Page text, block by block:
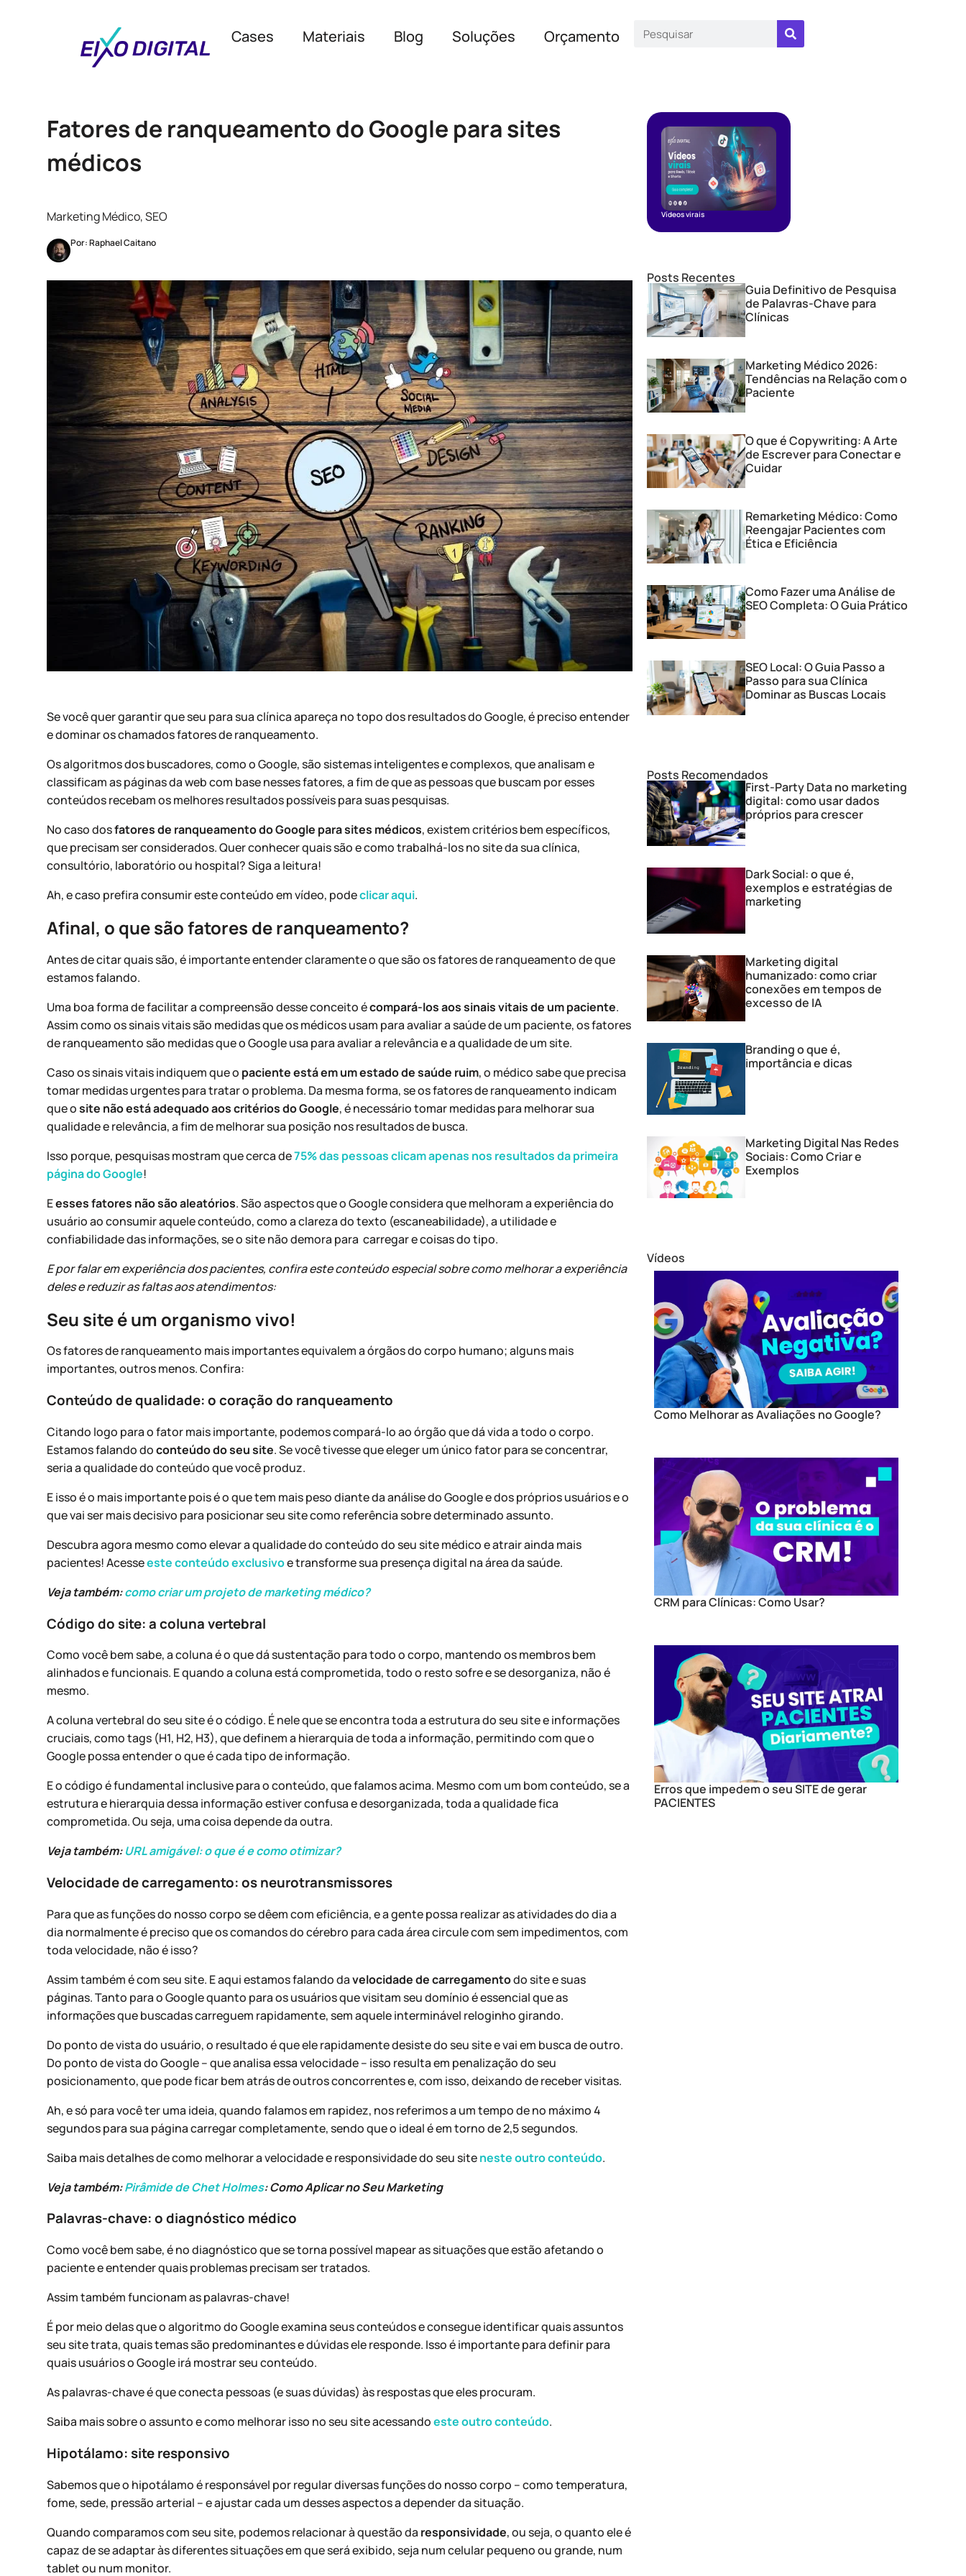
Cases Materiais Blog Soluções Orçamento
Fatores de ranqueamento do Google para sites
médicos
Marketing Médico,SEO
Por: Raphael Caitano
Se você quer garantir que seu para sua clínica apareça no topo dos resultados do Google, é preciso entender
e dominar os chamados fatores de ranqueamento.
Os algoritmos dos buscadores, como o Google, são sistemas inteligentes e complexos, que analisam e
classificam as páginas da web com base nesses fatores, a fim de que as pessoas que buscam por esses
conteúdos recebam os melhores resultados possíveis para suas pesquisas.
No caso dosfatores de ranqueamento do Google para sites médicos, existem critérios bem específicos,
que precisam ser considerados. Quer conhecer quais são e como trabalhá-los no site da sua clínica,
consultório, laboratório ou hospital? Siga a leitura!
Ah, e caso prefira consumir este conteúdo em vídeo, podeclicar aqui.
Afinal, o que são fatores de ranqueamento?
Antes de citar quais são, é importante entender claramente o que são os fatores de ranqueamento de que
estamos falando.
Uma boa forma de facilitar a compreensão desse conceito écompará-los aos sinais vitais de um paciente.
Assim como os sinais vitais são medidas que os médicos usam para avaliar a saúde de um paciente, os fatores
de ranqueamento são medidas que o Google usa para avaliar a relevância e a qualidade de um site.
Caso os sinais vitais indiquem que o paciente está em um estado de saúde ruim, o médico sabe que precisa
tomar medidas urgentes para tratar o problema. Da mesma forma, se os fatores de ranqueamento indicam
que osite não está adequado aos critérios do Google, é necessário tomar medidas para melhorar sua
qualidade e relevância, a fim de melhorar sua posição nos resultados de busca.
Isso porque, pesquisas mostram que cerca de75% das pessoas clicam apenas nos resultados da primeira
página do Google!
Eesses fatores não são aleatórios. São aspectos que o Google considera que melhoram a experiência do
usuário ao consumir aquele conteúdo, como a clareza do texto (escaneabilidade), a utilidade e
confiabilidade das informações, se o site não demora para carregar e coisas do tipo.
E por falar em experiência dos pacientes, confira este conteúdo especial sobre como melhorar a experiência
deles e reduzir as faltas aos atendimentos:
Seu site é um organismo vivo!
Os fatores de ranqueamento mais importantes equivalem a órgãos do corpo humano; alguns mais
importantes, outros menos. Confira:
Conteúdo de qualidade: o coração do ranqueamento
Citando logo para o fator mais importante, podemos compará-lo ao órgão que dá vida a todo o corpo.
Estamos falando doconteúdo do seu site. Se você tivesse que eleger um único fator para se concentrar,
seria a qualidade do conteúdo que você produz.
E isso é o mais importante pois é o que tem mais peso diante da análise do Google e dos próprios usuários e o
que vai ser mais decisivo para posicionar seu site como referência sobre determinado assunto.
Descubra agora mesmo como elevar a qualidade do conteúdo do seu site médico e atrair ainda mais
pacientes! Acesseeste conteúdo exclusivoe transforme sua presença digital na área da saúde.
Veja também:como criar um projeto de marketing médico?
Código do site: a coluna vertebral
Como você bem sabe, a coluna é o que dá sustentação para todo o corpo, mantendo os membros bem
alinhados e funcionais. E quando a coluna está comprometida, todo o resto sofre e se desorganiza, não é
mesmo.
A coluna vertebral do seu site é o código. É nele que se encontra toda a estrutura do seu site e informações
cruciais, como tags (H1, H2, H3), que definem a hierarquia de toda a informação, permitindo com que o
Google possa entender o que é cada tipo de informação.
E o código é fundamental inclusive para o conteúdo, que falamos acima. Mesmo com um bom conteúdo, se a
estrutura e hierarquia dessa informação estiver confusa e desorganizada, toda a qualidade fica
comprometida. Ou seja, uma coisa depende da outra.
Veja também:URL amigável: o que é e como otimizar?
Velocidade de carregamento: os neurotransmissores
Para que as funções do nosso corpo se dêem com eficiência, e a gente possa realizar as atividades do dia a
dia normalmente é preciso que os comandos do cérebro para cada área circule com sem impedimentos, com
toda velocidade, não é isso?
Assim também é com seu site. E aqui estamos falando davelocidade de carregamentodo site e suas
páginas. Tanto para o Google quanto para os usuários que visitam seu domínio é essencial que as
informações que buscadas carreguem rapidamente, sem aquele interminável reloginho girando.
Do ponto de vista do usuário, o resultado é que ele rapidamente desiste do seu site e vai em busca de outro.
Do ponto de vista do Google – que analisa essa velocidade – isso resulta em penalização do seu
posicionamento, que pode ficar bem atrás de outros concorrentes e, com isso, deixando de receber visitas.
Ah, e só para você ter uma ideia, quando falamos em rapidez, nos referimos a um tempo de no máximo 4
segundos para sua página carregar completamente, sendo que o ideal é em torno de 2,5 segundos.
Saiba mais detalhes de como melhorar a velocidade e responsividade do seu siteneste outro conteúdo.
Veja também:Pirâmide de Chet Holmes: Como Aplicar no Seu Marketing
Palavras-chave: o diagnóstico médico
Como você bem sabe, é no diagnóstico que se torna possível mapear as situações que estão afetando o
paciente e entender quais problemas precisam ser tratados.
Assim também funcionam as palavras-chave!
É por meio delas que o algoritmo do Google examina seus conteúdos e consegue identificar quais assuntos
seu site trata, quais temas são predominantes e dúvidas ele responde. Isso é importante para definir para
quais usuários o Google irá mostrar seu conteúdo.
As palavras-chave é que conecta pessoas (e suas dúvidas) às respostas que eles procuram.
Saiba mais sobre o assunto e como melhorar isso no seu site acessandoeste outro conteúdo.
Hipotálamo: site responsivo
Sabemos que o hipotálamo é responsável por regular diversas funções do nosso corpo – como temperatura,
fome, sede, pressão arterial – e ajustar cada um desses aspectos a depender da situação.
Quando comparamos com seu site, podemos relacionar à questão da responsividade, ou seja, o quanto ele é
capaz de se adaptar às diferentes situações em que será exibido, seja num celular pequeno ou grande, num
tablet ou num monitor.
Vídeos virais
Posts Recentes
Guia Definitivo de Pesquisa
de Palavras-Chave para
Clínicas
Marketing Médico 2026:
Tendências na Relação com o
Paciente
O que é Copywriting: A Arte
de Escrever para Conectar e
Cuidar
Remarketing Médico: Como
Reengajar Pacientes com
Ética e Eficiência
Como Fazer uma Análise de
SEO Completa: O Guia Prático
SEO Local: O Guia Passo a
Passo para sua Clínica
Dominar as Buscas Locais
Posts Recomendados
First-Party Data no marketing
digital: como usar dados
próprios para crescer
Dark Social: o que é,
exemplos e estratégias de
marketing
Marketing digital
humanizado: como criar
conexões em tempos de
excesso de IA
Branding o que é,
importância e dicas
Marketing Digital Nas Redes
Sociais: Como Criar e
Exemplos
Vídeos
Como Melhorar as Avaliações no Google?
CRM para Clínicas: Como Usar?
Erros que impedem o seu SITE de gerar
PACIENTES